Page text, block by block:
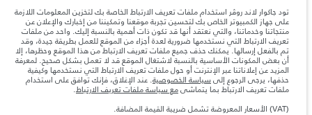
المعلومات والمواصفات والأسعار والألوان المذكورة على هذا الموقع قد تختلف من بلد إلى
آخر، كما أنّها قد تتغير بدون إشعار مسبق. الرجاء التواصل مع وكيلنا المحلي للتأكد من توفّرها
والتحقق من الأسعار.
ملاحظة مهمة حول الصور والمواصفات.إن النقص العالمي في أشباه الموصلات يؤثر حاليًا
في مواصفات تصميم السيارات وتوفر الخيارات وتوقيتات التصاميم. هذا ظرف ديناميكي
للغاية، ونتيجة لذلك، قد لا تمثّل الصور المستخدَمة ضمن موقع الويب حاليًا المواصفات الحالية
بالكامل بالنسبة إلى الميزات والخيارات والحلية ومجموعات الألوان. يرجى استشارة وكيلك الذي
سيتمكّن من تأكيد أي تقييدات حالية معك للسماح لك باتخاذ قرار مدروس
الأرقام المقدمة هي نتيجة لاختبارات المصنع الرسمية وفقاً لتشريعات الاتحاد الأوروبي. قد
يتباين استهلك الوقود الفعلي للمركبة عن ذلك المتحقق في تلك الاختبارات كما أن هذه
تود جاكوار لاند روڤر استخدام ملفات تعريف الارتباط الخاصة بك لتخزين المعلومات اللازمة
على جهاز الكمبيوتر الخاص بك لتحسين تجربة موقعنا وتمكيننا من إخبارك والإعلان عن
منتجاتنا وخدماتنا، والتي نعتقد أنها قد تكون ذات أهمية بالنسبة إليك. واحد من ملفات
تعريف الارتباط التي نستخدمها ضرورية لعدة أجزاء من الموقع للعمل بطريقة جيدة، وقد
تم بالفعل إرسالها. يمكنك حذف جميع ملفات تعريف الارتباط من هذا الموقع وحظرها، إلا
أن بعض المكونات الأساسية بالنسبة لاشتغال الموقع قد لا تعمل بشكل صحيح. لمعرفة
المزيد عن إعلاناتنا عبر الإنترنت أو حول ملفات تعريف الارتباط التي نستخدمها وكيفية
حذفها، يرجى الرجوع إلى سياسة الخصوصية. عند الإغلاق، فإنك توافق على استخدام
ملفات تعريف الارتباط بما يتماشىمع سياسة ملفات تعريف الارتباط.
(VAT) الأسعار المعروضة تشمل ضريبة القيمة المضافة.